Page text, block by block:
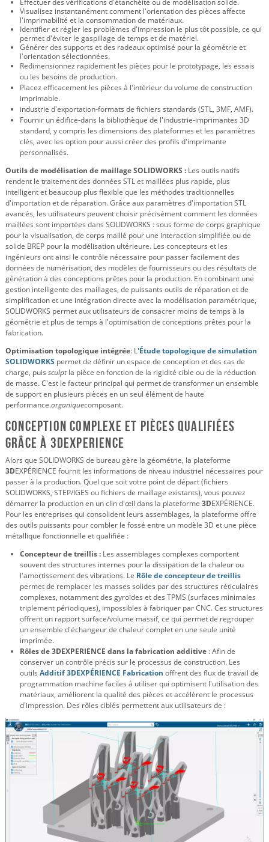
Effectuer des vérifications d'étanchéité ou de modélisation solide.
Visualisez instantanément comment l'orientation des pièces affecte
l'imprimabilité et la consommation de matériaux.
Identifieret régler les problèmes d'impression le plus tôt possible, ce qui
permet d'éviter le gaspillage de temps et de matériel.
Générer des supports et des radeauxoptimisé pour la géométrie et
l'orientation sélectionnées.
Redimensionnez rapidement les pièces pour le prototypage, les essais
ou les besoins de production.
Placez efficacement les pièces à l'intérieur du volume de construction
imprimable.
industrie d'exportation‑formats de fichiers standards (STL, 3MF, AMF).
Fournir un édifice‑dans la bibliothèque de l'industrie‑imprimantes 3D
standard, y compris les dimensions des plateformes et les paramètres
clés, avec les option pour aussi créer des profils d'imprimante
personnalisés.
Outils de modélisation de maillage SOLIDWORKS : Les outils natifs
rendent le traitement des données STL et maillées plus rapide, plus
intelligent et beaucoup plus flexible que les méthodes traditionnelles
d'importation et de réparation. Grâce aux paramètres d'importation STL
avancés, les utilisateurs peuvent choisir précisément comment les données
maillées sont importées dans SOLIDWORKS : sous forme de corps graphique
pour la visualisation, de corps maillé pour une interaction simplifiée ou de
solide BREP pour la modélisation ultérieure. Les concepteurs et les
ingénieurs ont ainsi le contrôle nécessaire pour passer facilement des
données de numérisation, des modèles de fournisseurs ou des résultats de
génération à des conceptions prêtes pour la production. En combinant une
gestion intelligente des maillages, de puissants outils de réparation et de
simplification et une intégration directe avec la modélisation paramétrique,
SOLIDWORKS permet aux utilisateurs de consacrer moins de temps à la
géométrie et plus de temps à l'optimisation de conceptions prêtes pour la
fabrication.
Optimisation topologique intégrée: L'Étude topologique de simulation
SOLIDWORKS permet de définir un espace de conception et des cas de
charge, puis sculptla pièce en fonction de la rigidité cible ou de la réduction
de masse. C'est le facteur principal qui permet de transformer un ensemble
de support en plusieurs pièces en un seul élément de haute
performance.organiquecomposant.
Conception complexe et pièces qualifiées
grâce à 3DEXPERIENCE
Alors que SOLIDWORKS de bureau gère la géométrie, la plateforme
3DEXPÉRIENCE fournit les informations de niveau industriel nécessaires pour
passer à la production. Quel que soit votre point de départ (fichiers
SOLIDWORKS, STEP/IGES ou fichiers de maillage existants), vous pouvez
démarrer la production en un clin d'œil dans la plateforme 3DEXPÉRIENCE.
Pour les entreprises qui consolident leurs assemblages, la plateforme offre
des outils puissants pour combler le fossé entre un modèle 3D et une pièce
métallique fonctionnelle et qualifiée :
Concepteur de treillis : Les assemblages complexes comportent
souvent des structures internes pour la dissipation de la chaleur ou
l'amortissement des vibrations. Le Rôle de concepteur de treillis
permet de remplacer les masses solides par des structures réticulaires
complexes, notamment des gyroïdes et des TPMS (surfaces minimales
triplement périodiques), impossibles à fabriquer par CNC. Ces structures
offrent un rapport surface/volume massif, ce qui permet de regrouper
un ensemble d'échangeur de chaleur complet en une seule unité
imprimée.
Rôles de 3DEXPERIENCE dans la fabrication additive : Afin de
conserver un contrôle précis sur le processus de construction. Les
outils Additif 3DEXPÉRIENCE Fabrication offrent des flux de travail de
programmation machine faciles à utiliser qui optimisent l'utilisation des
matériaux, améliorent la qualité des pièces et accélèrent le processus
d'impression. Des rôles ciblés permettent aux utilisateurs de :